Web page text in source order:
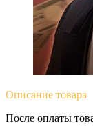
Описание товара
После оплаты